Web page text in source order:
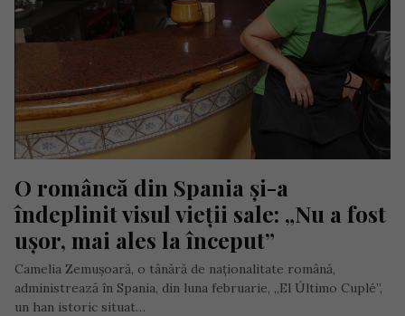
O româncă din Spania și-a
îndeplinit visul vieții sale: „Nu a fost
ușor, mai ales la început”
Camelia Zemușoară, o tânără de naționalitate română,
administrează în Spania, din luna februarie, „El Último Cuplé”,
un han istoric situat…